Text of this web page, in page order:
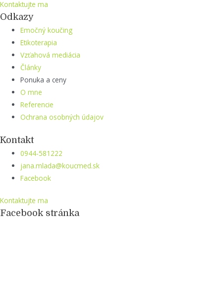
Kontaktujte ma
Odkazy
Emočný koučing
Etikoterapia
Vzťahová mediácia
Články
Ponuka a ceny
O mne
Referencie
Ochrana osobných údajov
Kontakt
0944-581222
jana.mlada@koucmed.sk
Facebook
Kontaktujte ma
Facebook stránka